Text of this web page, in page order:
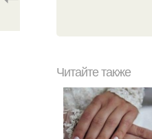
Читайте также